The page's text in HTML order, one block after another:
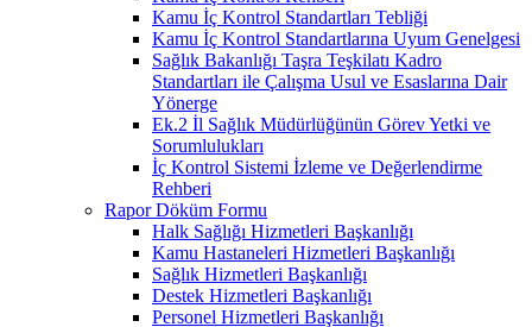
Kamu İç Kontrol Standartları Tebliği
Kamu İç Kontrol Standartlarına Uyum Genelgesi
Sağlık Bakanlığı Taşra Teşkilatı Kadro
Standartları ile Çalışma Usul ve Esaslarına Dair
Yönerge
Ek.2 İl Sağlık Müdürlüğünün Görev Yetki ve
Sorumlulukları
İç Kontrol Sistemi İzleme ve Değerlendirme
Rehberi
Rapor Döküm Formu
Halk Sağlığı Hizmetleri Başkanlığı
Kamu Hastaneleri Hizmetleri Başkanlığı
Sağlık Hizmetleri Başkanlığı
Destek Hizmetleri Başkanlığı
Personel Hizmetleri Başkanlığı